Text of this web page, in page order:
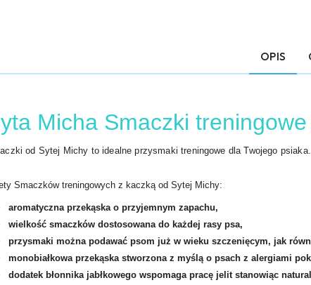
OPIS
Micha Smaczki
od Sytej Michy to idealne przysmaki treningowe dla Twojego psiaka.
Smaczków treningowych z kaczką od Sytej Michy:
aromatyczna przekąska o przyjemnym zapachu,
wielkość smaczków dostosowana do każdej rasy psa,
przysmaki można podawać psom już w wieku szczenięcym, jak
monobiałkowa przekąska stworzona z myślą o psach z alergiami
dodatek błonnika jabłkowego wspomaga pracę jelit stanowiąc